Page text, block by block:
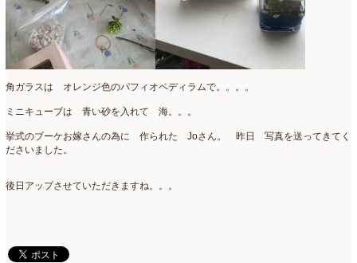
角ガラスは オレンジ色のパフィオペディラムで。。。。
ミニキューブは 青い砂を入れて 海。。。
挙式のブーケお嫁さんの為に 作られた Joさん。 昨日 写真を送ってきてく
ださいました。
後日アップさせていただきますね。。。